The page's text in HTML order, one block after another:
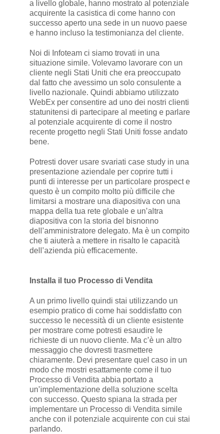
a livello globale, hanno mostrato al potenziale
acquirente la casistica di come hanno con
successo aperto una sede in un nuovo paese
e hanno incluso la testimonianza del cliente.
Noi di Infoteam ci siamo trovati in una
situazione simile. Volevamo lavorare con un
cliente negli Stati Uniti che era preoccupato
dal fatto che avessimo un solo consulente a
livello nazionale. Quindi abbiamo utilizzato
WebEx per consentire ad uno dei nostri clienti
statunitensi di partecipare al meeting e parlare
al potenziale acquirente di come il nostro
recente progetto negli Stati Uniti fosse andato
bene.
Potresti dover usare svariati case study in una
presentazione aziendale per coprire tutti i
punti di interesse per un particolare prospect e
questo è un compito molto più difficile che
limitarsi a mostrare una diapositiva con una
mappa della tua rete globale e un’altra
diapositiva con la storia del bisnonno
dell’amministratore delegato. Ma è un compito
che ti aiuterà a mettere in risalto le capacità
dell’azienda più efficacemente.
Installa il tuo Processo di Vendita
A un primo livello quindi stai utilizzando un
esempio pratico di come hai soddisfatto con
successo le necessità di un cliente esistente
per mostrare come potresti esaudire le
richieste di un nuovo cliente. Ma c’è un altro
messaggio che dovresti trasmettere
chiaramente. Devi presentare quel caso in un
modo che mostri esattamente come il tuo
Processo di Vendita abbia portato a
un’implementazione della soluzione scelta
con successo. Questo spiana la strada per
implementare un Processo di Vendita simile
anche con il potenziale acquirente con cui stai
parlando.